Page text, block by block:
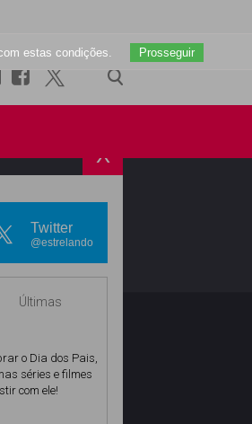
estas condições. Prosseguir
X
Twitter
@estrelando
Últimas
o Dia dos Pais,
séries e filmes
com ele!